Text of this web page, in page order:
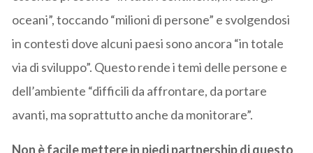
oceani”, toccando “milioni di persone” e svolgendosi
in contesti dove alcuni paesi sono ancora “in totale
via di sviluppo”. Questo rende i temi delle persone e
dell’ambiente “difficili da affrontare, da portare
avanti, ma soprattutto anche da monitorare”.
Non è facile mettere in piedi partnership di questo